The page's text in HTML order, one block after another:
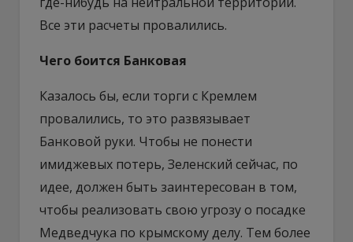
Все эти расчеты провалились.
Чего боится Банковая
Казалось бы, если торги с Кремлем
провалились, то это развязывает
Банковой руки. Чтобы не понести
имиджевых потерь, Зеленский сейчас, по
идее, должен быть заинтересован в том,
чтобы реализовать свою угрозу о посадке
Медведчука по крымскому делу. Тем более